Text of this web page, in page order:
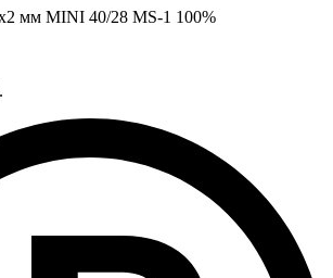
мм MINI 40/28 MS-1 100%